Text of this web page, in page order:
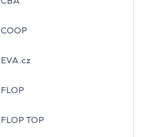
COOP
EVA.cz
FLOP
FLOP TOP